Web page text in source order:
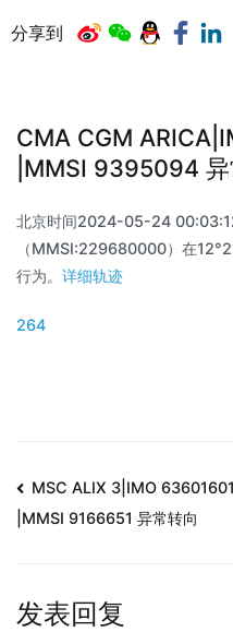
分享到
CMA CGM
|MMSI 9395094 异
北京时间2024-05-24
（MMSI:229680000）在
行为。 详细轨迹
264
MSC ALIX 3|IMO
|MMSI 9166651 异常转向
发表回复